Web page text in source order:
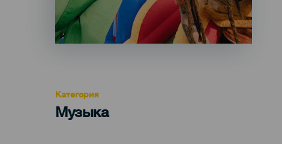
Категория
Categoría
del
Музыка